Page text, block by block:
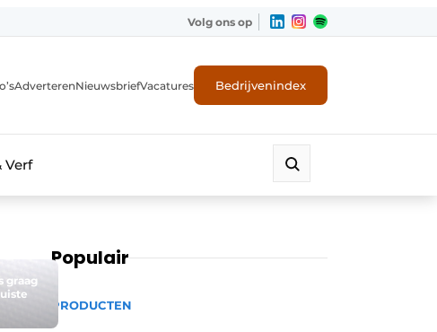
Volg ons op
AdverterenNieuwsbriefVacatures Bedrijvenindex
Verf
graag
Populair
PRODUCTEN